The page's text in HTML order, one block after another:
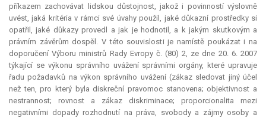
příkazem zachovávat lidskou důstojnost, jakož i povinností výslovně
uvést, jaká kritéria v rámci své úvahy použil, jaké důkazní prostředky si
opatřil, jaké důkazy provedl a jak je hodnotil, a k jakým skutkovým a
právním závěrům dospěl. V této souvislosti je namístě poukázat i na
doporučení Výboru ministrů Rady Evropy č. (80) 2, ze dne 20. 6. 2007
týkající se výkonu správního uvážení správními orgány, které upravuje
řadu požadavků na výkon správního uvážení (zákaz sledovat jiný účel
než ten, pro který byla diskreční pravomoc stanovena; objektivnost a
nestrannost; rovnost a zákaz diskriminace; proporcionalita mezi
negativními dopady rozhodnutí na práva, svobody a zájmy osoby a